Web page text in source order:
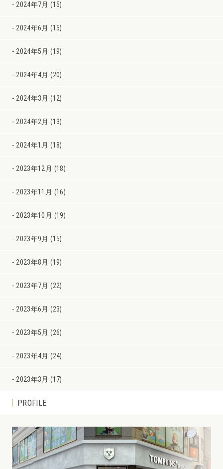
2024年7月 (15)
2024年6月 (15)
2024年5月 (19)
2024年4月 (20)
2024年3月 (12)
2024年2月 (13)
2024年1月 (18)
2023年12月 (18)
2023年11月 (16)
2023年10月 (19)
2023年9月 (15)
2023年8月 (19)
2023年7月 (22)
2023年6月 (23)
2023年5月 (26)
2023年4月 (24)
2023年3月 (17)
PROFILE